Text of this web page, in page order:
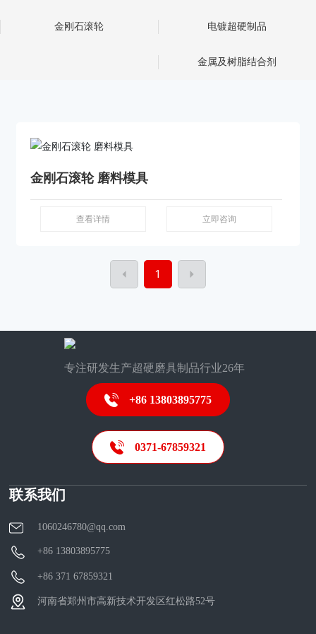
金刚石滚轮 电镀超硬制品
金属及树脂结合剂
金刚石滚轮 磨料模具
查看详情 立即咨询
1
专注研发生产超硬磨具制品行业26年
+86 13803895775
0371-67859321
联系我们
1060246780@qq.com
+86 13803895775
+86 371 67859321
河南省郑州市高新技术开发区红松路52号